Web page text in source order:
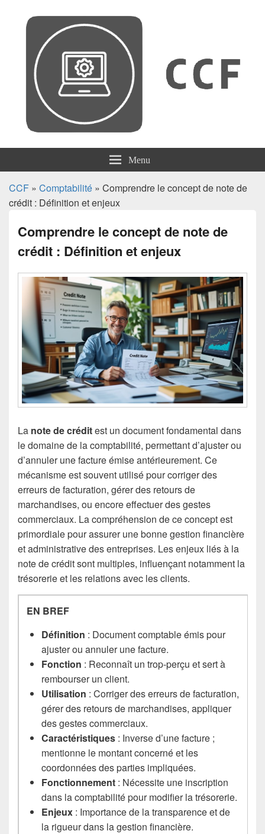
CCF Menu
CCF » Comptabilité » Comprendre le concept de note de
crédit : Définition et enjeux
Comprendre le concept de note de
crédit : Définition et enjeux
La note de créditest un document fondamental dans
le domaine de la comptabilité, permettant d’ajuster ou
d’annuler une facture émise antérieurement. Ce
mécanisme est souvent utilisé pour corriger des
erreurs de facturation, gérer des retours de
marchandises, ou encore effectuer des gestes
commerciaux. La compréhension de ce concept est
primordiale pour assurer une bonne gestion financière
et administrative des entreprises. Les enjeux liés à la
note de crédit sont multiples, influençant notamment la
trésorerie et les relations avec les clients.
EN BREF
Définition : Document comptable émis pour
ajuster ou annuler une facture.
Fonction : Reconnaît un trop-perçu et sert à
rembourser un client.
Utilisation : Corriger des erreurs de facturation,
gérer des retours de marchandises, appliquer
des gestes commerciaux.
Caractéristiques : Inverse d’une facture ;
mentionne le montant concerné et les
coordonnées des parties impliquées.
Fonctionnement : Nécessite une inscription
dans la comptabilité pour modifier la trésorerie.
Enjeux : Importance de la transparence et de
la rigueur dans la gestion financière.